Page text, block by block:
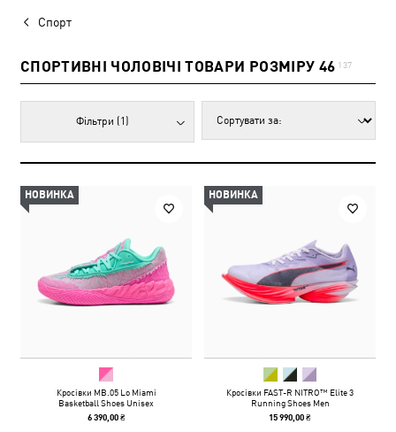
Спорт
СПОРТИВНІ ЧОЛОВІЧІ ТОВАРИ РОЗМІРУ 46 137
Фільтри (1)
НОВИНКА
Кросівки MB.05 Lo Miami
Basketball Shoes Unisex
6 390,00 ₴
НОВИНКА
Кросівки FAST-R NITRO™ Elite 3
Running Shoes Men
15 990,00 ₴